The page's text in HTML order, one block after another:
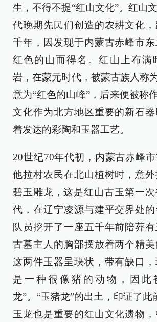
生，不得不提“红山文化”。红山
代晚期先民们创造的农耕文化
千年，因发现于内蒙古赤峰市
红色的山而得名。红山上布满
岩，在蒙元时代，被蒙古族人称
意为“红色的山峰”，后来便被称
文化作为北方地区重要的新石
着发达的彩陶和玉器工艺。
20世纪70年代初，内蒙古赤峰
他拉村农民在北山植树时，意
碧玉雕龙，这是红山古玉第一
代，在辽宁凌源与建平交界处
队员挖开了一座五千年前陪葬有
古墓主人的胸部摆放着两个精美
这两件玉器呈玦状，带有缺口
是一种很像猪的动物，因此
龙”。“玉猪龙”的出土，印证了此
玉龙也是重要的红山文化遗物